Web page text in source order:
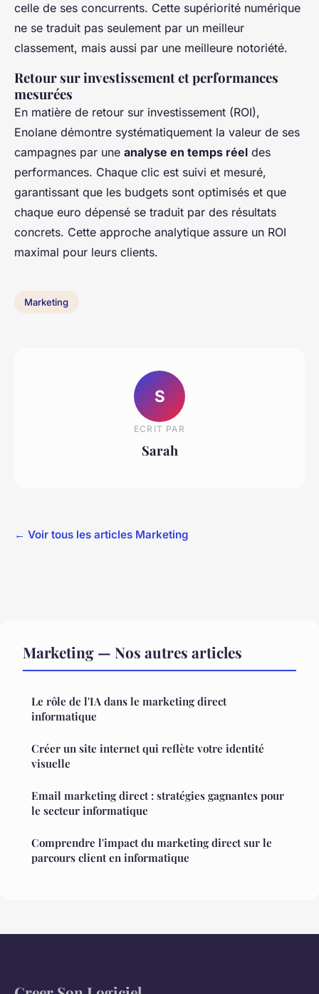
celle de ses concurrents. Cette supériorité numérique
ne se traduit pas seulement par un meilleur
classement, mais aussi par une meilleure notoriété.
Retour sur investissement et performances
mesurées
En matière de retour sur investissement (ROI),
Enolane démontre systématiquement la valeur de ses
campagnes par une analyse en temps réel des
performances. Chaque clic est suivi et mesuré,
garantissant que les budgets sont optimisés et que
chaque euro dépensé se traduit par des résultats
concrets. Cette approche analytique assure un ROI
maximal pour leurs clients.
Marketing
S
ECRIT PAR
Sarah
← Voir tous les articles Marketing
Marketing — Nos autres articles
Le rôle de l'IA dans le marketing direct
informatique
Créer un site internet qui reflète votre identité
visuelle
Email marketing direct : stratégies gagnantes pour
le secteur informatique
Comprendre l'impact du marketing direct sur le
parcours client en informatique